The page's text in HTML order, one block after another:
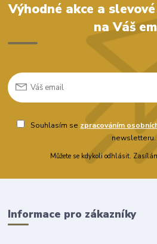
Výhodné akce a
na Váš
Souhlasím se zpracováním
newsletteru.
Můžete se kdykoli odhlásit.
Informace pro zákazníky